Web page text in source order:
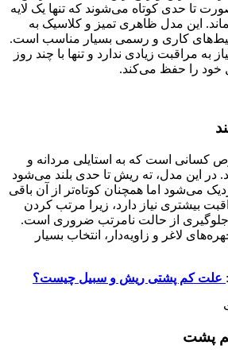
تا حدی کوتاه می‌شوند که تنها یک لایه
این مدل ظاهری تمیز و کلاسیک به
کاری و رسمی بسیار مناسب است.
به مراقبت زیادی ندارد و تنها با چند روز
خود را حفظ می‌کند.
کسانی است که به استایلی مردانه و
در این مدل، ته ریش تا حدی بلند می‌شود
می‌شود اما همچنان کوتاه‌تر از آن باقی
بیشتری نیاز دارد، زیرا مرتب کردن
از حالت نامرتب ضروری است.
لاغر و زاویه‌دار، انتخاب بسیار
علت کم پشتی ریش و سبیل چیست؟
پشت